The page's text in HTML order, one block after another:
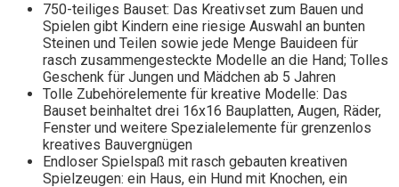
750-teiliges Bauset: Das Kreativset zum Bauen und
Spielen gibt Kindern eine riesige Auswahl an bunten
Steinen und Teilen sowie jede Menge Bauideen für
rasch zusammengesteckte Modelle an die Hand; Tolles
Geschenk für Jungen und Mädchen ab 5 Jahren
Tolle Zubehörelemente für kreative Modelle: Das
Bauset beinhaltet drei 16x16 Bauplatten, Augen, Räder,
Fenster und weitere Spezialelemente für grenzenlos
kreatives Bauvergnügen
Endloser Spielspaß mit rasch gebauten kreativen
Spielzeugen: ein Haus, ein Hund mit Knochen, ein